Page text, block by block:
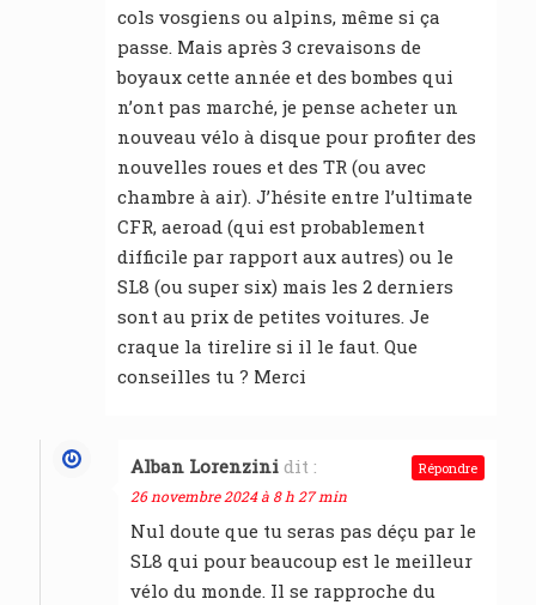
cols vosgiens ou alpins, même si ça
passe. Mais après 3 crevaisons de
boyaux cette année et des bombes qui
n’ont pas marché, je pense acheter un
nouveau vélo à disque pour profiter des
nouvelles roues et des TR (ou avec
chambre à air). J’hésite entre l’ultimate
CFR, aeroad (qui est probablement
difficile par rapport aux autres) ou le
SL8 (ou super six) mais les 2 derniers
sont au prix de petites voitures. Je
craque la tirelire si il le faut. Que
conseilles tu ? Merci
Alban Lorenzini dit :
26 novembre 2024 à 8 h 27 min
Nul doute que tu seras pas déçu par le
SL8 qui pour beaucoup est le meilleur
vélo du monde. Il se rapproche du
Répondre